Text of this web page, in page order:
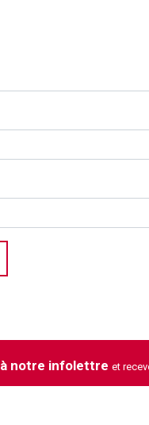
notre infolettre et